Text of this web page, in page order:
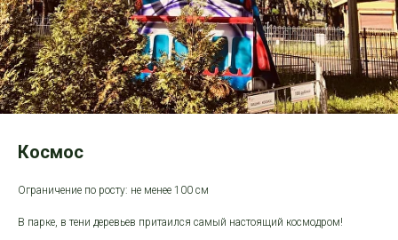
Космос
Ограничение по росту: не менее 100 см
В парке, в тени деревьев притаился самый настоящий космодром!